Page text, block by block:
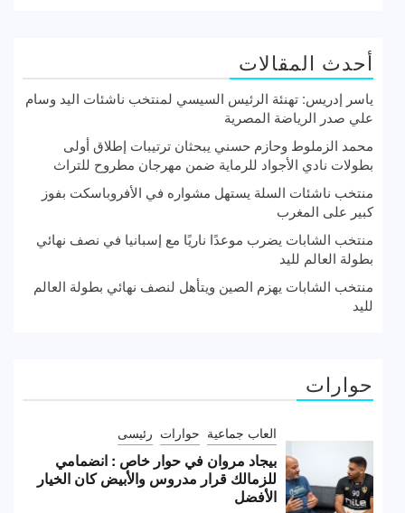
أحدث المقالات
ياسر إدريس: تهنئة الرئيس السيسي لمنتخب ناشئات اليد وسام
علي صدر الرياضة المصرية
محمد الزملوط وحازم حسني يبحثان ترتيبات إطلاق أولى
بطولات نادي الأجواد للرماية ضمن مهرجان مطروح للتراث
منتخب ناشئات السلة يستهل مشواره في الأفروباسكت بفوز
كبير على المغرب
منتخب الشابات يضرب موعدًا ناريًا مع إسبانيا في نصف نهائي
بطولة العالم لليد
منتخب الشابات يهزم الصين ويتأهل لنصف نهائي بطولة العالم
لليد
حوارات
العاب جماعية حوارات رئيسى
بيجاد مروان في حوار خاص : انضمامي
للزمالك قرار مدروس والأبيض كان الخيار
الأفضل